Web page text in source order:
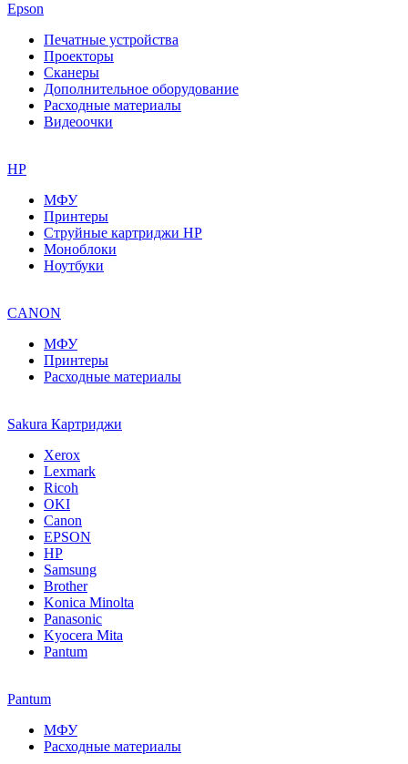
Epson
Печатные устройства
Проекторы
Сканеры
Дополнительное оборудование
Расходные материалы
Видеоочки
HP
МФУ
Принтеры
Струйные картриджи HP
Моноблоки
Ноутбуки
CANON
МФУ
Принтеры
Расходные материалы
Sakura Картриджи
Xerox
Lexmark
Ricoh
OKI
Canon
EPSON
HP
Samsung
Brother
Konica Minolta
Panasonic
Kyocera Mita
Pantum
Pantum
МФУ
Расходные материалы